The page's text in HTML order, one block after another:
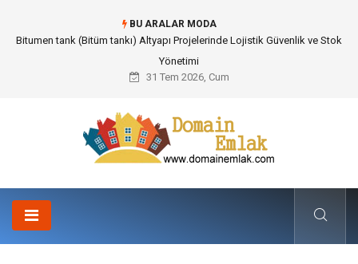
BU ARALAR MODA
Güvenilir Chip Satışı: Kesintisiz Poker Deneyimi İçin Profesyonel Destek
31 Tem 2026, Cum